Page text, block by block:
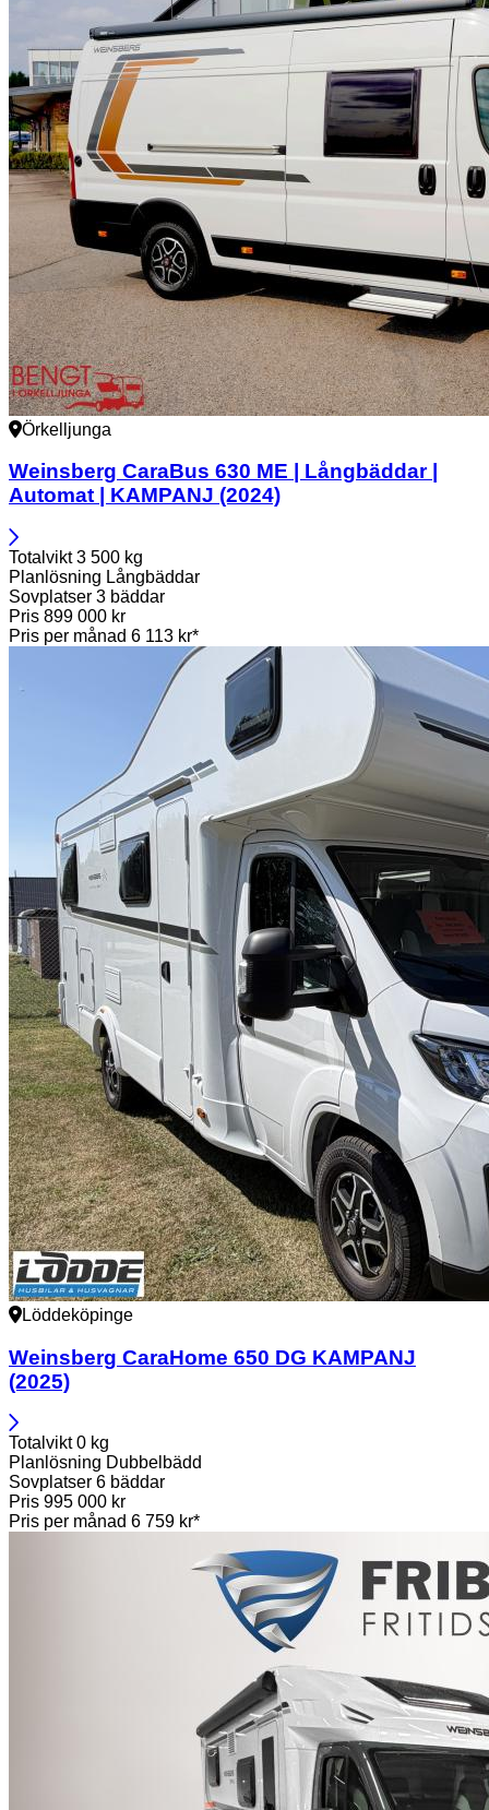
Örkelljunga
Weinsberg CaraBus 630 ME | Långbäddar |
Automat | KAMPANJ (2024)
Totalvikt 3 500 kg
Planlösning Långbäddar
Sovplatser 3 bäddar
Pris 899 000 kr
Pris per månad 6 113 kr*
Löddeköpinge
Weinsberg CaraHome 650 DG KAMPANJ
(2025)
Totalvikt 0 kg
Planlösning Dubbelbädd
Sovplatser 6 bäddar
Pris 995 000 kr
Pris per månad 6 759 kr*